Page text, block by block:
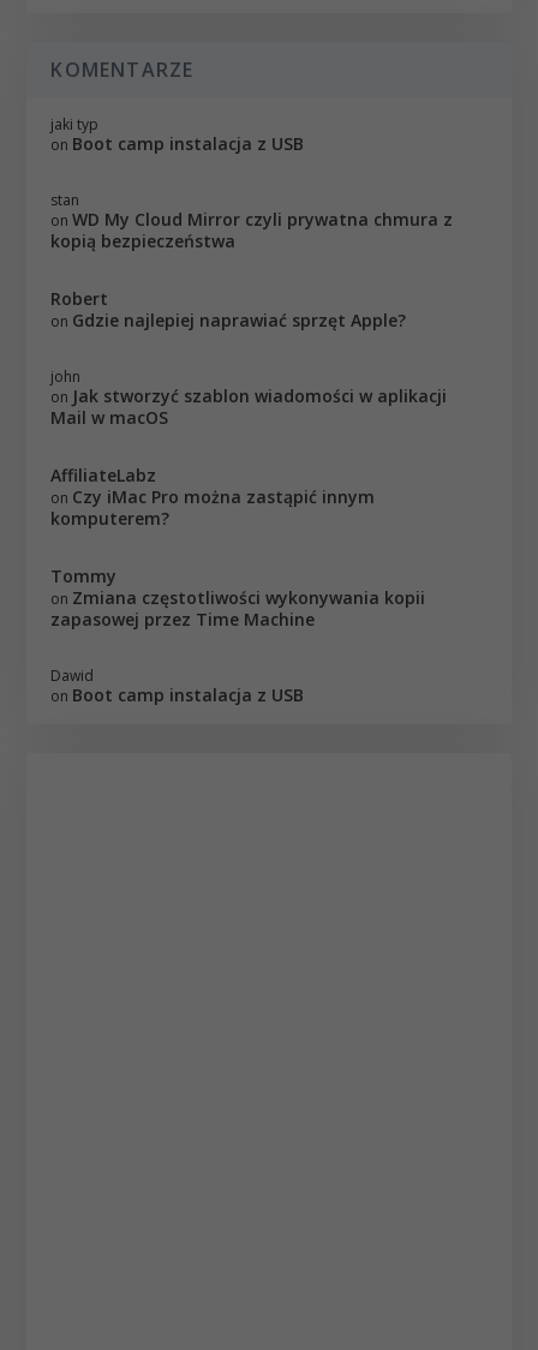
KOMENTARZE
jaki typ
on Boot camp instalacja z USB
stan
onWD My Cloud Mirror czyli prywatna chmura z
kopią bezpieczeństwa
Robert
on Gdzie najlepiej naprawiać sprzęt Apple?
john
on Jak stworzyć szablon wiadomości w aplikacji
Mail w macOS
AffiliateLabz
on Czy iMac Pro można zastąpić innym
komputerem?
Tommy
on Zmiana częstotliwości wykonywania kopii
zapasowej przez Time Machine
Dawid
on Boot camp instalacja z USB